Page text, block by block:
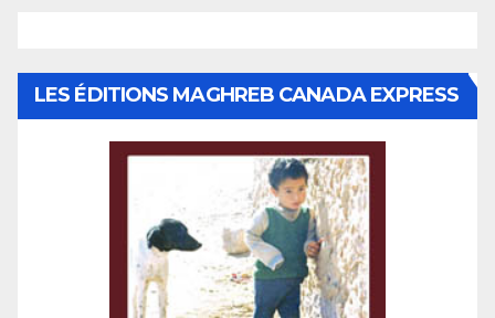
LES ÉDITIONS MAGHREB CANADA EXPRESS